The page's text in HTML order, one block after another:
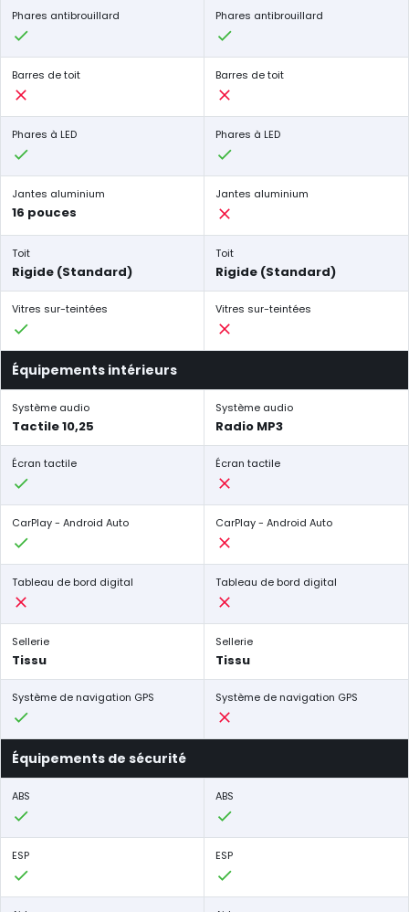
Phares antibrouillard Phares antibrouillard
Barres de toit Barres de toit
Phares à LED Phares à LED
Jantes aluminium
16 pouces
Jantes aluminium
Toit
Rigide (Standard)
Toit
Rigide (Standard)
Vitres sur-teintées Vitres sur-teintées
Équipements intérieurs
Système audio
Tactile 10,25
Système audio
Radio MP3
Écran tactile Écran tactile
CarPlay - Android Auto CarPlay - Android Auto
Tableau de bord digital Tableau de bord digital
Sellerie
Tissu
Sellerie
Tissu
Système de navigation GPS Système de navigation GPS
Équipements de sécurité
ABS ABS
ESP ESP